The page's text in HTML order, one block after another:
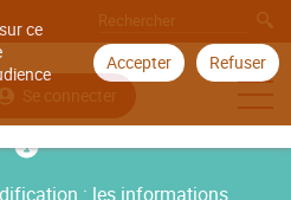
ce
Accepter Refuser
Se connecter
: les informations